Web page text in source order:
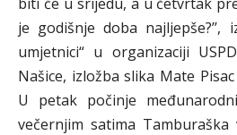
je godišnje doba
umjetnici“ u organizaciji
Našice, izložba slika Mate
U petak počinje
večernjim satima